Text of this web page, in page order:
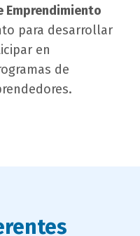
Emprendimiento
para desarrollar
en
de